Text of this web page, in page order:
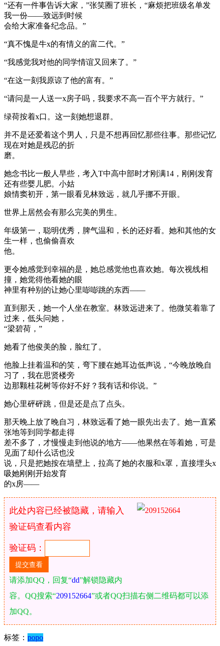
“还有一件事告诉大家，”张笑圈了班长，“麻烦把班级名单发
我一份——致远到时候
会给大家准备纪念品。”
“真不愧是牛x的有情义的富二代。”
“我感觉我对他的同学情谊又回来了。”
“在这一刻我原谅了他的富有。”
“请问是一人送一x房子吗，我要求不高一百个平方就行。”
绿荷按着x口。这一刻她想退群。
并不是还爱着这个男人，只是不想再回忆那些往事。那些记忆
现在对她是残忍的折
磨。
她念书比一般人早些，考入T中高中部时才刚满14，刚刚发育
还有些婴儿肥。小姑
娘情窦初开，第一眼看见林致远，就几乎挪不开眼。
世界上居然会有那么完美的男生。
年级第一，聪明优秀，脾气温和，长的还好看。她和其他的女
生一样，也偷偷喜欢
他。
更令她感觉到幸福的是，她总感觉他也喜欢她。每次视线相
撞，她觉得他看她的眼
神里有种别的让她心里嘭嘭跳的东西——
直到那天，她一个人坐在教室。林致远进来了。他微笑着靠了
过来，低头问她，
“梁碧荷，”
她看了他俊美的脸，脸红了。
他脸上挂着温和的笑，弯下腰在她耳边低声说，“今晚放晚自
习了，我在思贤楼旁
边那颗桂花树等你好不好？我有话和你说。”
她心里砰砰跳，但是还是点了点头。
那天晚上放了晚自习，林致远看了她一眼先出去了。她一直紧
张地等到同学都走得
差不多了，才慢慢走到他说的地方——他果然在等着她，可是
见面了却什么话也没
说，只是把她按在墙壁上，拉高了她的衣服和x罩，直接埋头x
吸她刚刚开始发育
的x房——
此处内容已经被隐藏，请输入
验证码查看内容
验证码：
请添加QQ，回复“dd”解锁隐藏内
容。QQ搜索“209152664”或者QQ扫描右侧二维码都可以添
加QQ。
标签： popo